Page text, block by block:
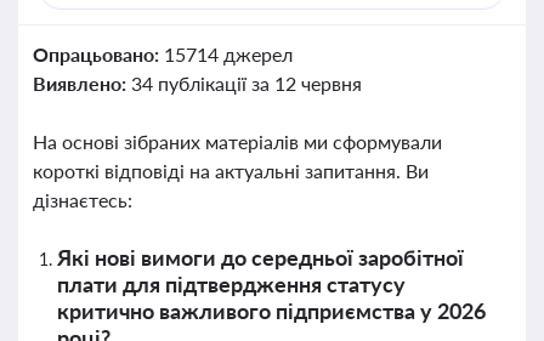
Опрацьовано: 15714 джерел
Виявлено: 34 публікації за 12 червня
На основі зібраних матеріалів ми сформували
короткі відповіді на актуальні запитання. Ви
дізнаєтесь:
Які нові вимоги до середньої заробітної
плати для підтвердження статусу
критично важливого підприємства у 2026